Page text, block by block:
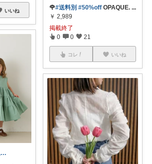
いいね
なお団子🍪育児・暮らしの便利グッズ
🌹#送料別 #50%off OPAQUE. ...
￥ 2,989
掲載終了
0 0 21
コレ いいね